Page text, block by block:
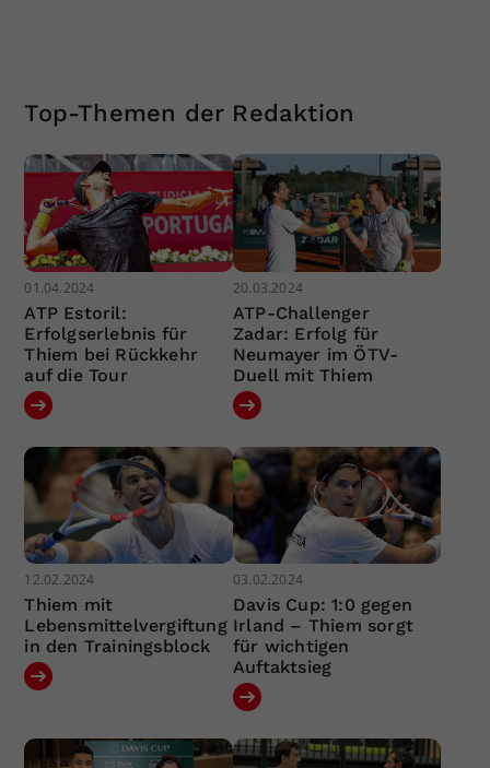
Top-Themen der Redaktion
01.04.2024
ATP Estoril:
Erfolgserlebnis für
Thiem bei Rückkehr
auf die Tour
20.03.2024
ATP-Challenger
Zadar: Erfolg für
Neumayer im ÖTV-
Duell mit Thiem
12.02.2024
Thiem mit
Lebensmittelvergiftung
in den Trainingsblock
03.02.2024
Davis Cup: 1:0 gegen
Irland – Thiem sorgt
für wichtigen
Auftaktsieg